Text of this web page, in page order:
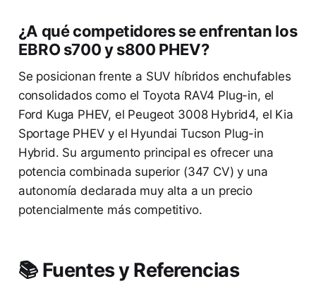
¿A qué competidores se enfrentan los
EBRO s700 y s800 PHEV?
Se posicionan frente a SUV híbridos enchufables
consolidados como el Toyota RAV4 Plug-in, el
Ford Kuga PHEV, el Peugeot 3008 Hybrid4, el Kia
Sportage PHEV y el Hyundai Tucson Plug-in
Hybrid. Su argumento principal es ofrecer una
potencia combinada superior (347 CV) y una
autonomía declarada muy alta a un precio
potencialmente más competitivo.
📚 Fuentes y Referencias